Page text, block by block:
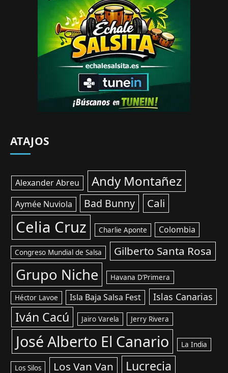
ATAJOS
Alexander Abreu Andy Montañez
Aymée Nuviola Bad Bunny Cali
Celia Cruz Charlie Aponte Colombia
Congreso Mundial de Salsa Gilberto Santa Rosa
Grupo Niche Havana D’Primera
Héctor Lavoe Isla Baja Salsa Fest Islas Canarias
Iván Cacú Jairo Varela Jerry Rivera
José Alberto El Canario La India
Los Silos Los Van Van Lucrecia